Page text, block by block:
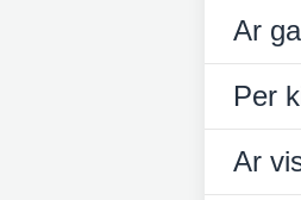
Ar
Per
Ar